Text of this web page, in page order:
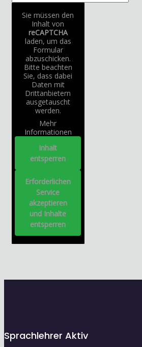
Sie müssen den
Inhalt von
reCAPTCHA
laden, um das
Formular
abzuschicken.
Bitte beachten
Sie, dass dabei
Daten mit
Drittanbietern
ausgetauscht
werden.
Mehr
Informationen
Inhalt
entsperren
Erforderlichen
Service
akzeptieren
und Inhalte
entsperren
Sprachlehrer Aktiv